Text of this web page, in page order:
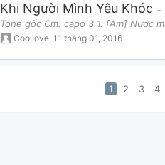
Khi Người Mình Yêu Khóc -
Coollove, 11 tháng 01, 2016
1 2 3 4